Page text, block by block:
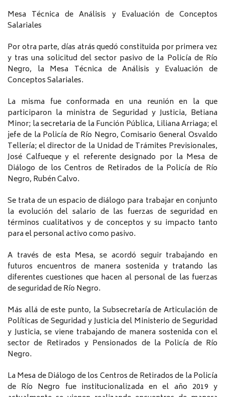
Mesa Técnica de Análisis y Evaluación de Conceptos
Salariales
Por otra parte, días atrás quedó constituida por primera vez
y tras una solicitud del sector pasivo de la Policía de Río
Negro, la Mesa Técnica de Análisis y Evaluación de
Conceptos Salariales.
La misma fue conformada en una reunión en la que
participaron la ministra de Seguridad y Justicia, Betiana
Minor; la secretaria de la Función Pública, Liliana Arriaga; el
jefe de la Policía de Río Negro, Comisario General Osvaldo
Tellería; el director de la Unidad de Trámites Previsionales,
José Calfueque y el referente designado por la Mesa de
Diálogo de los Centros de Retirados de la Policía de Río
Negro, Rubén Calvo.
Se trata de un espacio de diálogo para trabajar en conjunto
la evolución del salario de las fuerzas de seguridad en
términos cualitativos y de conceptos y su impacto tanto
para el personal activo como pasivo.
A través de esta Mesa, se acordó seguir trabajando en
futuros encuentros de manera sostenida y tratando las
diferentes cuestiones que hacen al personal de las fuerzas
de seguridad de Río Negro.
Más allá de este punto, la Subsecretaría de Articulación de
Políticas de Seguridad y Justicia del Ministerio de Seguridad
y Justicia, se viene trabajando de manera sostenida con el
sector de Retirados y Pensionados de la Policía de Río
Negro.
La Mesa de Diálogo de los Centros de Retirados de la Policía
de Río Negro fue institucionalizada en el año 2019 y